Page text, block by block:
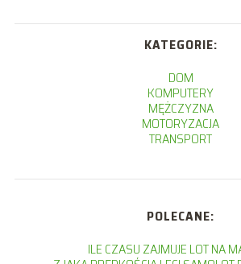
KATEGORIE:
DOM
KOMPUTERY
MĘŻCZYZNA
MOTORYZACJA
TRANSPORT
POLECANE:
ILE CZASU ZAJMUJE LOT NA